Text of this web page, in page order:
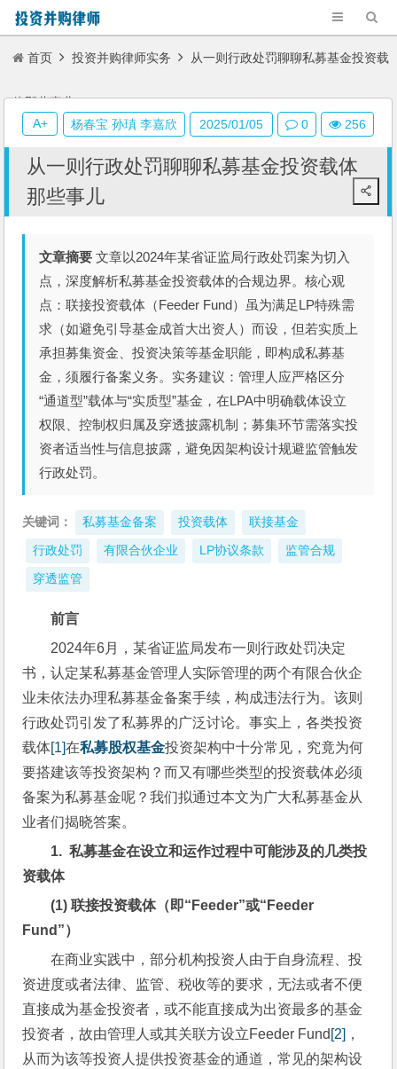
首页 投资并购律师实务 从一则行政处罚聊聊私募基金投资载
体那些事儿
从一则行政处罚聊聊私募基金投资载体
那些事儿
文章摘要 文章以2024年某省证监局行政处罚案为切入
点，深度解析私募基金投资载体的合规边界。核心观
点：联接投资载体（Feeder Fund）虽为满足LP特殊需
求（如避免引导基金成首大出资人）而设，但若实质上
承担募集资金、投资决策等基金职能，即构成私募基
金，须履行备案义务。实务建议：管理人应严格区分
“通道型”载体与“实质型”基金，在LPA中明确载体设立
权限、控制权归属及穿透披露机制；募集环节需落实投
资者适当性与信息披露，避免因架构设计规避监管触发
行政处罚。
关键词： 私募基金备案 投资载体 联接基金
行政处罚 有限合伙企业 LP协议条款 监管合规
穿透监管
前言
2024年6月，某省证监局发布一则行政处罚决定
书，认定某私募基金管理人实际管理的两个有限合伙企
业未依法办理私募基金备案手续，构成违法行为。该则
行政处罚引发了私募界的广泛讨论。事实上，各类投资
载体[1]在私募股权基金投资架构中十分常见，究竟为何
要搭建该等投资架构？而又有哪些类型的投资载体必须
备案为私募基金呢？我们拟通过本文为广大私募基金从
业者们揭晓答案。
1. 私募基金在设立和运作过程中可能涉及的几类投
资载体
(1) 联接投资载体（即“Feeder”或“Feeder
Fund”）
在商业实践中，部分机构投资人由于自身流程、投
资进度或者法律、监管、税收等的要求，无法或者不便
直接成为基金投资者，或不能直接成为出资最多的基金
投资者，故由管理人或其关联方设立Feeder Fund [2] ，
从而为该等投资人提供投资基金的通道，常见的架构设
杨春宝 孙瑱 李嘉欣 2025/01/05 0 256
A+